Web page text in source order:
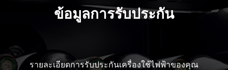
ข้อมูลการรับประกัน
รายละเอียดการรับประกันเครื่องใช้ไฟฟ้าของคุณ